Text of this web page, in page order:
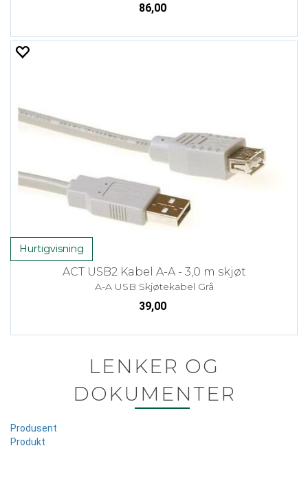
86,00
Hurtigvisning
ACT USB2 Kabel A-A - 3,0 m skjøt
A-A USB Skjøtekabel Grå
39,00
LENKER OG
DOKUMENTER
Produsent
Produkt